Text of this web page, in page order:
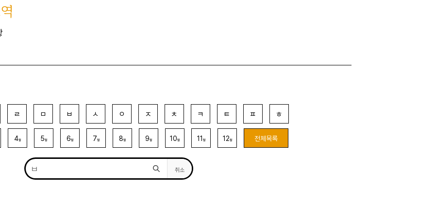
ㄹ ㅁ ㅂ ㅅ ㅇ ㅈ ㅊ ㅋ ㅌ ㅍ ㅎ
4월 5월 6월 7월 8월 9월 10월 11 월 12월 전체목록
취소